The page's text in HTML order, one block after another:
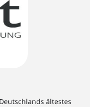
ältestes